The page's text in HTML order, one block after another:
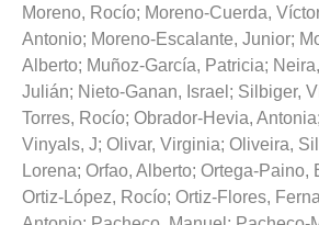
Moreno, Rocío; Moreno-Cuerda,
Antonio; Moreno-Escalante, Junior;
Alberto; Muñoz-García, Patricia;
Julián; Nieto-Ganan, Israel ; Silbiger,
Torres, Rocío; Obrador-Hevia, Antonia;
Vinyals, J; Olivar, Virginia; Oliveira,
Lorena; Orfao, Alberto; Ortega-Paino,
Ortiz-López, Rocío; Ortiz-Flores,